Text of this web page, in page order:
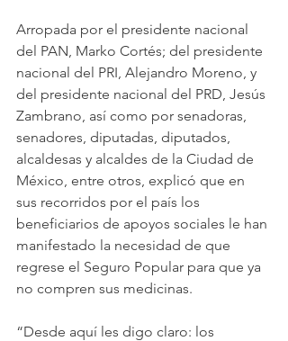
Arropada por el presidente nacional
del PAN, Marko Cortés; del presidente
nacional del PRI, Alejandro Moreno, y
del presidente nacional del PRD, Jesús
Zambrano, así como por senadoras,
senadores, diputadas, diputados,
alcaldesas y alcaldes de la Ciudad de
México, entre otros, explicó que en
sus recorridos por el país los
beneficiarios de apoyos sociales le han
manifestado la necesidad de que
regrese el Seguro Popular para que ya
no compren sus medicinas.
“Desde aquí les digo claro: los